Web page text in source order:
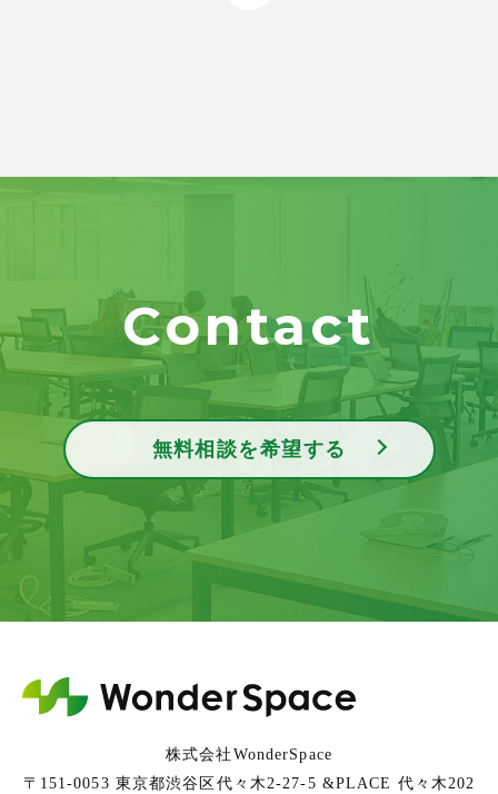
Contact
無料相談を希望する
株式会社WonderSpace
〒151-0053 東京都渋谷区代々木2-27-5 &PLACE 代々木202